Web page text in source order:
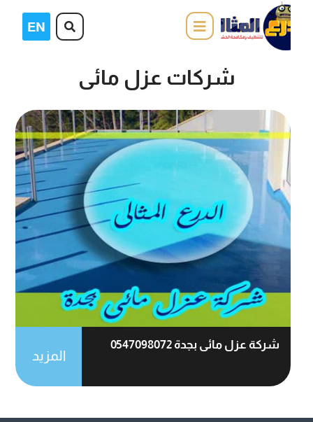
شركات عزل مائى
شركة عزل مائى بجدة 0547098072
المزيد